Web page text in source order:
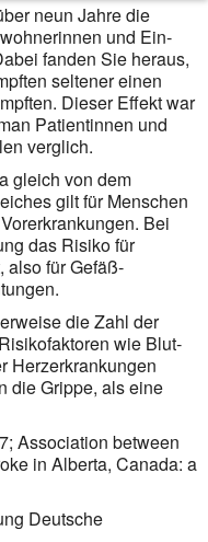
neun Jahre die
und Ein­
fanden Sie heraus,
seltener einen
Dieser Effekt war
Patient­innen und
verglich.
gleich von dem
gilt für Menschen
Bei
das Risiko für
also für Gefäß­
die Zahl der
wie Blut­
Herz­erkran­kungen
die Grippe, als eine
Association between
in Alberta, Canada: a
Deutsche